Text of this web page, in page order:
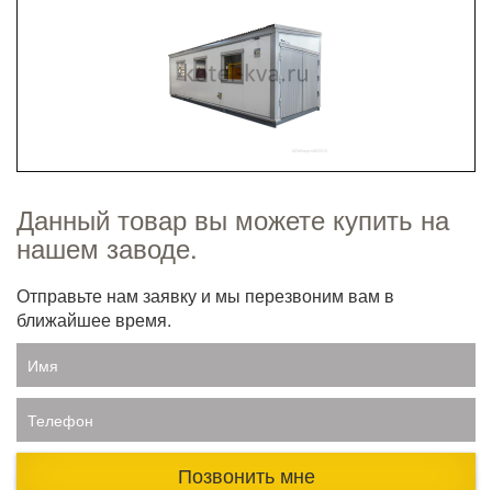
Данный товар вы можете купить на
нашем заводе.
Отправьте нам заявку и мы перезвоним вам в
ближайшее время.
Имя
Телефон
Позвонить мне